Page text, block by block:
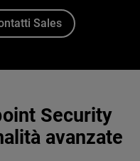
Sales
Security
avanzate